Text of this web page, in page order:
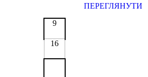
ПЕРЕГЛЯНУТИ
9
16